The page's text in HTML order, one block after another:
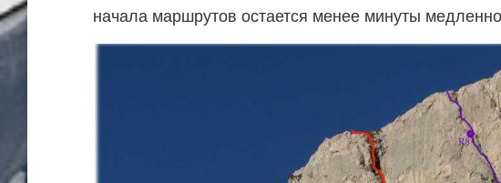
начала маршрутов остается менее минуты